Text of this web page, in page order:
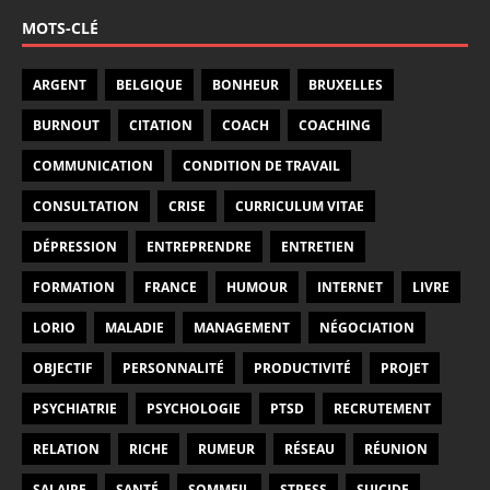
MOTS-CLÉ
ARGENT BELGIQUE BONHEUR BRUXELLES
BURNOUT CITATION COACH COACHING
COMMUNICATION CONDITION DE TRAVAIL
CONSULTATION CRISE CURRICULUM VITAE
DÉPRESSION ENTREPRENDRE ENTRETIEN
FORMATION FRANCE HUMOUR INTERNET LIVRE
LORIO MALADIE MANAGEMENT NÉGOCIATION
OBJECTIF PERSONNALITÉ PRODUCTIVITÉ PROJET
PSYCHIATRIE PSYCHOLOGIE PTSD RECRUTEMENT
RELATION RICHE RUMEUR RÉSEAU RÉUNION